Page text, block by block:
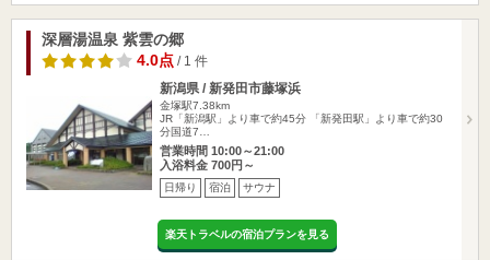
深層湯温泉 紫雲の郷
4.0点 / 1 件
新潟県 / 新発田市藤塚浜
金塚駅7.38km
JR「新潟駅」より車で約45分 「新発田駅」より車で約30
分国道7…
営業時間 10:00～21:00
入浴料金 700円～
日帰り 宿泊 サウナ
楽天トラベルの宿泊プランを見る